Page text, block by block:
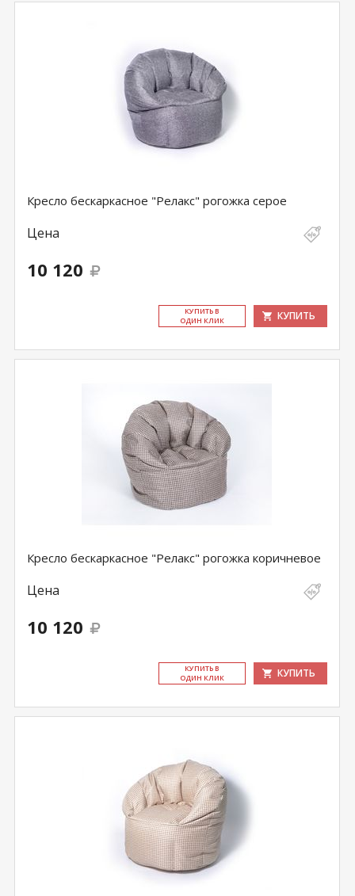
Кресло бескаркасное "Релакс" рогожка серое
Цена
10 120
КУ­ПИТЬ В
ОДИН КЛИК
КУПИТЬ
Кресло бескаркасное "Релакс" рогожка коричневое
Цена
10 120
КУ­ПИТЬ В
ОДИН КЛИК
КУПИТЬ